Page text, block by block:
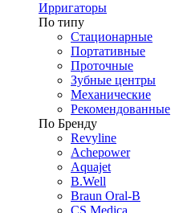
Ирригаторы
По типу
Стационарные
Портативные
Проточные
Зубные центры
Механические
Рекомендованные
По Бренду
Revyline
Achepower
Aquajet
B.Well
Braun Oral-B